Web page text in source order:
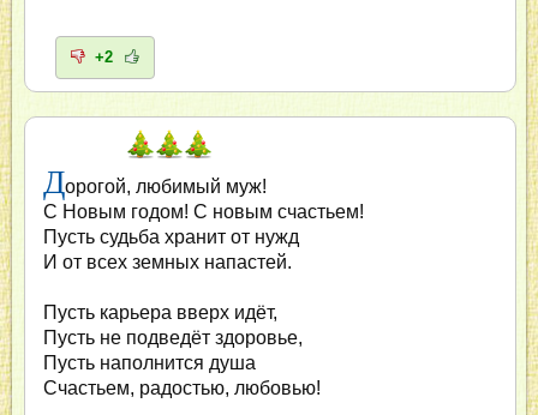
+2
Дорогой, любимый муж!
С Новым годом! С новым счастьем!
Пусть судьба хранит от нужд
И от всех земных напастей.
Пусть карьера вверх идёт,
Пусть не подведёт здоровье,
Пусть наполнится душа
Счастьем, радостью, любовью!